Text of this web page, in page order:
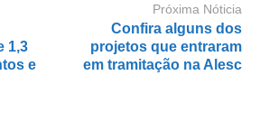
1,3
e
Próxima Nóticia
Confira alguns dos
projetos que entraram
em tramitação na Alesc